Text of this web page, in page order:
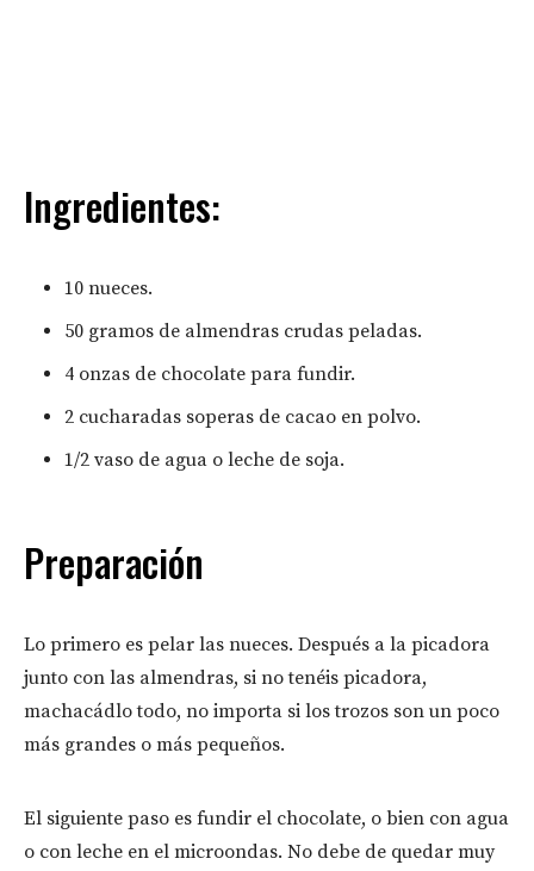
Ingredientes:
10 nueces.
50 gramos de almendras crudas peladas.
4 onzas de chocolate para fundir.
2 cucharadas soperas de cacao en polvo.
1/2 vaso de agua o leche de soja.
Preparación
Lo primero es pelar las nueces. Después a la picadora
junto con las almendras, si no tenéis picadora,
machacádlo todo, no importa si los trozos son un poco
más grandes o más pequeños.
El siguiente paso es fundir el chocolate, o bien con agua
o con leche en el microondas. No debe de quedar muy